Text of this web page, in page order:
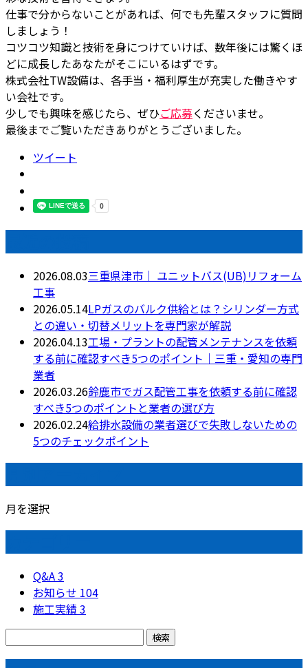
仕事で分からないことがあれば、何でも先輩スタッフに質問
しましょう！
コツコツ知識と技術を身につけていけば、数年後には驚くほ
どに成長したあなたがそこにいるはずです。
株式会社TW設備は、各手当・福利厚生が充実した働きやす
い会社です。
少しでも興味を感じたら、ぜひご応募くださいませ。
最後までご覧いただきありがとうございました。
ツイート
2026.08.03三重県津市｜ ユニットバス(UB)リフォーム
工事
2026.05.14LPガスのバルク供給とは？シリンダー方式
との違い・切替メリットを専門家が解説
2026.04.13工場・プラントの配管メンテナンスを依頼
する前に確認すべき5つのポイント｜三重・愛知の専門
業者
2026.03.26鈴鹿市でガス配管工事を依頼する前に確認
すべき5つのポイントと業者の選び方
2026.02.24給排水設備の業者選びで失敗しないための
5つのチェックポイント
月を選択
Q&A3
お知らせ 104
施工実績3